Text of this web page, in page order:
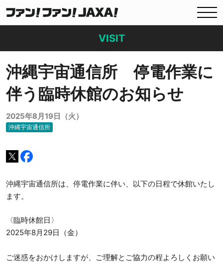
VISIT
沖縄宇宙通信所 停電作業に
伴う臨時休館のお知らせ
2025年8月19日（火）
沖縄宇宙通信所
沖縄宇宙通信所は、停電作業に伴い、以下の日程で休館いたし
ます。
〈臨時休館日〉
2025年8月29日（金）
ご迷惑をおかけしますが、ご理解とご協力の程よろしくお願い